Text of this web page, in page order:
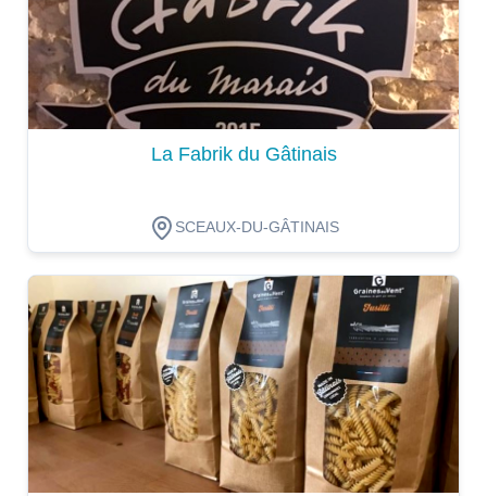
La Fabrik du Gâtinais
SCEAUX-DU-GÂTINAIS
Dégustation